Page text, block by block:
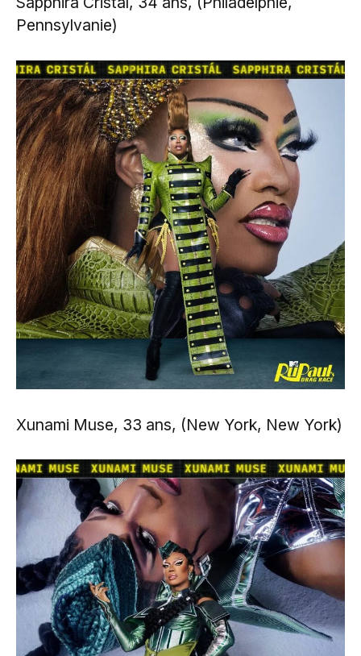
Pennsylvanie)
Xunami Muse, 33 ans, (New York, New York)